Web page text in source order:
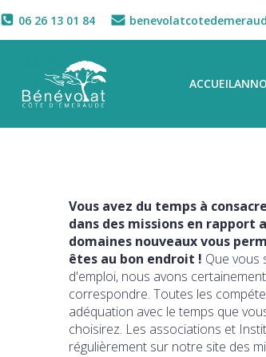
06 26 13 01 84
ACCUEIL
Vous avez du temps à
dans des missions en rapport
domaines nouveaux vous
êtes au bon endroit ! Que vous
d'emploi, nous avons
correspondre. Toutes les
adéquation avec le temps que
choisirez. Les associations et
régulièrement sur notre site des